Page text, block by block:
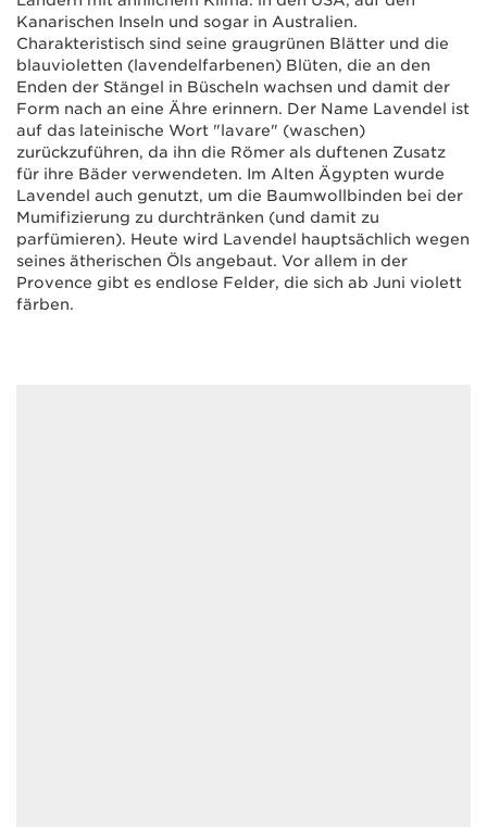
Kanarischen Inseln und sogar in Australien.
Charakteristisch sind seine graugrünen Blätter und die
blauvioletten (lavendelfarbenen) Blüten, die an den
Enden der Stängel in Büscheln wachsen und damit der
Form nach an eine Ähre erinnern. Der Name Lavendel ist
auf das lateinische Wort "lavare" (waschen)
zurückzuführen, da ihn die Römer als duftenen Zusatz
für ihre Bäder verwendeten. Im Alten Ägypten wurde
Lavendel auch genutzt, um die Baumwollbinden bei der
Mumifizierung zu durchtränken (und damit zu
parfümieren). Heute wird Lavendel hauptsächlich wegen
seines ätherischen Öls angebaut. Vor allem in der
Provence gibt es endlose Felder, die sich ab Juni violett
färben.